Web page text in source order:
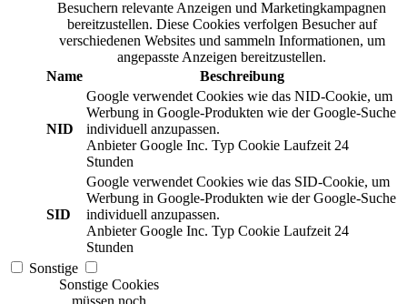
Besuchern relevante Anzeigen und Marketingkampagnen
bereitzustellen. Diese Cookies verfolgen Besucher auf
verschiedenen Websites und sammeln Informationen, um
angepasste Anzeigen bereitzustellen.
Name
Beschreibung
NID
Google verwendet Cookies wie das NID-Cookie, um
Werbung in Google-Produkten wie der Google-Suche
individuell anzupassen.
Anbieter Google Inc. Typ Cookie Laufzeit 24
Stunden
SID
Google verwendet Cookies wie das SID-Cookie, um
Werbung in Google-Produkten wie der Google-Suche
individuell anzupassen.
Anbieter Google Inc. Typ Cookie Laufzeit 24
Stunden
Sonstige
Sonstige Cookies
müssen noch